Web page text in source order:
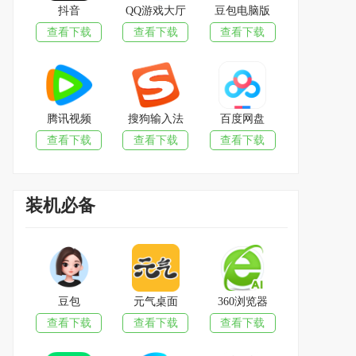
抖音
查看下载
QQ游戏大厅
查看下载
豆包电脑版
查看下载
腾讯视频
查看下载
搜狗输入法
查看下载
百度网盘
查看下载
装机必备
豆包
查看下载
元气桌面
查看下载
360浏览器
查看下载